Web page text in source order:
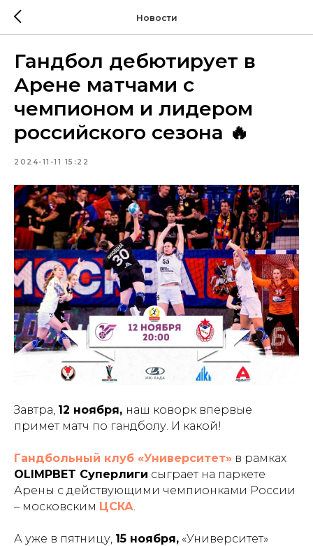
Новости
Гандбол дебютирует в
Арене матчами с
чемпионом и лидером
российского сезона 🔥
2024-11-11 15:22
Завтра, 12 ноября, наш коворк впервые
примет матч по гандболу. И какой!
Гандбольный клуб «Университет» в рамках
OLIMPBET Суперлиги сыграет на паркете
Арены с действующими чемпионками России
– московским ЦСКА
А уже в пятницу, 15 ноября, «Университет»